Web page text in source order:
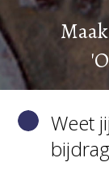
Weet